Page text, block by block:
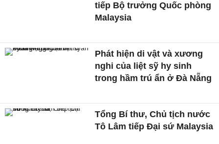
tiếp Bộ trưởng Quốc phòng
Malaysia
Phát hiện di vật và xương
nghi của liệt sỹ hy sinh
trong hầm trú ẩn ở Đà Nẵng
Tổng Bí thư, Chủ tịch nước
Tô Lâm tiếp Đại sứ Malaysia